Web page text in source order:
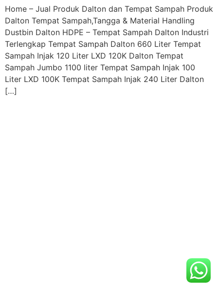
Home – Jual Produk Dalton dan Tempat Sampah Produk
Dalton Tempat Sampah,Tangga & Material Handling
Dustbin Dalton HDPE – Tempat Sampah Dalton Industri
Terlengkap Tempat Sampah Dalton 660 Liter Tempat
Sampah Injak 120 Liter LXD 120K Dalton Tempat
Sampah Jumbo 1100 liter Tempat Sampah Injak 100
Liter LXD 100K Tempat Sampah Injak 240 Liter Dalton
[…]